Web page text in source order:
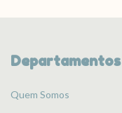
Departamentos
Quem Somos